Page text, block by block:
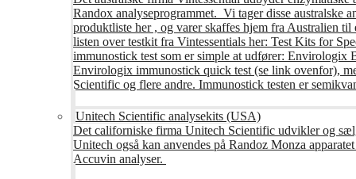
Randox analyseprogrammet. Vi tager disse australske
produktliste her , og varer skaffes hjem fra Australien
listen over testkit fra Vintessentials her: Test Kits for
immunostick test som er simple at udfører: Envirologix
Envirologix immunostick quick test (se link ovenfor),
Scientific og flere andre. Immunostick testen er
Unitech Scientific analysekits (USA)
Det californiske firma Unitech Scientific udvikler og
Unitech også kan anvendes på Randoz Monza
Accuvin analyser.